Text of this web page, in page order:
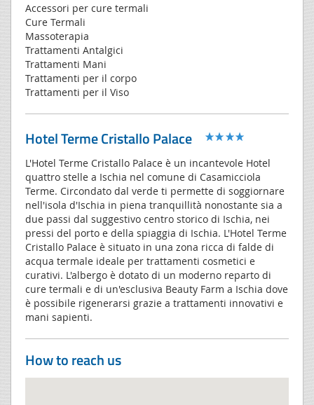
Accessori per cure termali
Cure Termali
Massoterapia
Trattamenti Antalgici
Trattamenti Mani
Trattamenti per il corpo
Trattamenti per il Viso
Hotel Terme Cristallo Palace
L'Hotel Terme Cristallo Palace è un incantevole Hotel
quattro stelle a Ischia nel comune di Casamicciola
Terme. Circondato dal verde ti permette di soggiornare
nell'isola d'Ischia in piena tranquillità nonostante sia a
due passi dal suggestivo centro storico di Ischia, nei
pressi del porto e della spiaggia di Ischia. L'Hotel Terme
Cristallo Palace è situato in una zona ricca di falde di
acqua termale ideale per trattamenti cosmetici e
curativi. L'albergo è dotato di un moderno reparto di
cure termali e di un'esclusiva Beauty Farm a Ischia dove
è possibile rigenerarsi grazie a trattamenti innovativi e
mani sapienti.
How to reach us